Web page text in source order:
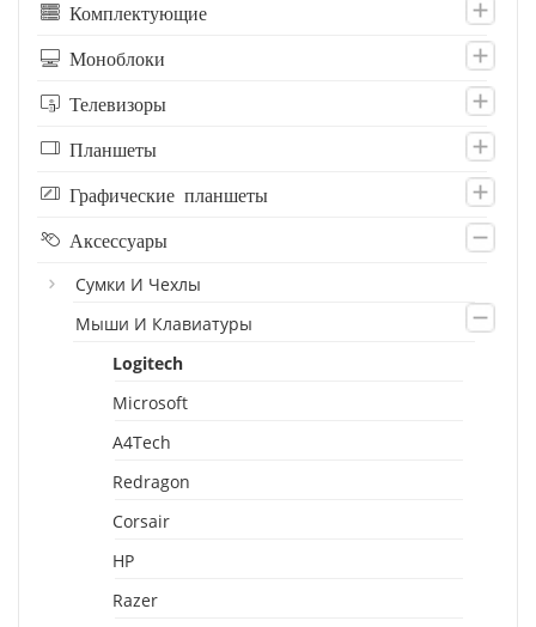
Комплектующие
Моноблоки
Телевизоры
Планшеты
Графические планшеты
Аксессуары
Сумки И Чехлы
Мыши И Клавиатуры
Logitech
Microsoft
A4Tech
Redragon
Corsair
HP
Razer